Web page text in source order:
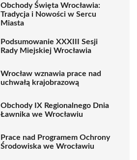
Obchody Święta Wrocławia:
Tradycja i Nowości w Sercu
Miasta
Podsumowanie XXXIII Sesji
Rady Miejskiej Wrocławia
Wrocław wznawia prace nad
uchwałą krajobrazową
Obchody IX Regionalnego Dnia
Ławnika we Wrocławiu
Prace nad Programem Ochrony
Środowiska we Wrocławiu